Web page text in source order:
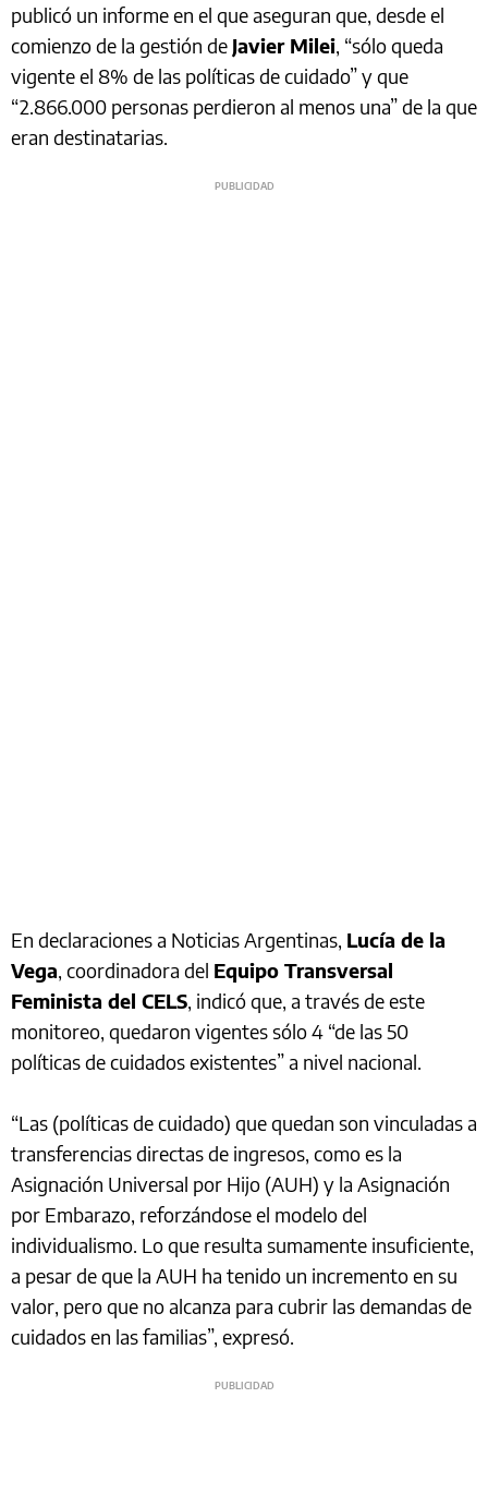
publicó un informe en el que aseguran que, desde el
comienzo de la gestión de Javier Milei, “sólo queda
vigente el 8% de las políticas de cuidado” y que
“2.866.000 personas perdieron al menos una” de la que
eran destinatarias.
En declaraciones a Noticias Argentinas, Lucía de la
Vega, coordinadora del Equipo Transversal
Feminista del CELS, indicó que, a través de este
monitoreo, quedaron vigentes sólo 4 “de las 50
políticas de cuidados existentes” a nivel nacional.
“Las (políticas de cuidado) que quedan son vinculadas a
transferencias directas de ingresos, como es la
Asignación Universal por Hijo (AUH) y la Asignación
por Embarazo, reforzándose el modelo del
individualismo. Lo que resulta sumamente insuficiente,
a pesar de que la AUH ha tenido un incremento en su
valor, pero que no alcanza para cubrir las demandas de
cuidados en las familias”, expresó.